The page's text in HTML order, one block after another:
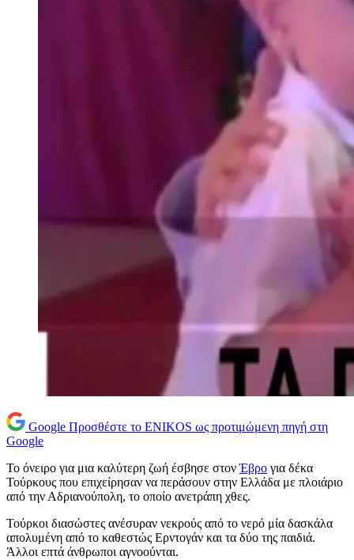
Google Προσθέστε το ENIKOS ως προτιμώμενη πηγή στη
Google
Το όνειρο για μια καλύτερη ζωή έσβησε στονΈβρο για δέκα
Τούρκους που επιχείρησαν να περάσουν στην Ελλάδα με πλοιάριο
από την Αδριανούπολη, το οποίο ανετράπη χθες.
Τούρκοι διασώστες ανέσυραν νεκρούς από το νερό μία δασκάλα
απολυμένη από το καθεστώς Ερντογάν και τα δύο της παιδιά.
Άλλοι επτά άνθρωποι αγνοούνται.